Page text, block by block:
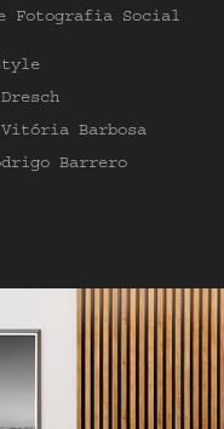
Fotografia Social
Barbosa
Barrero